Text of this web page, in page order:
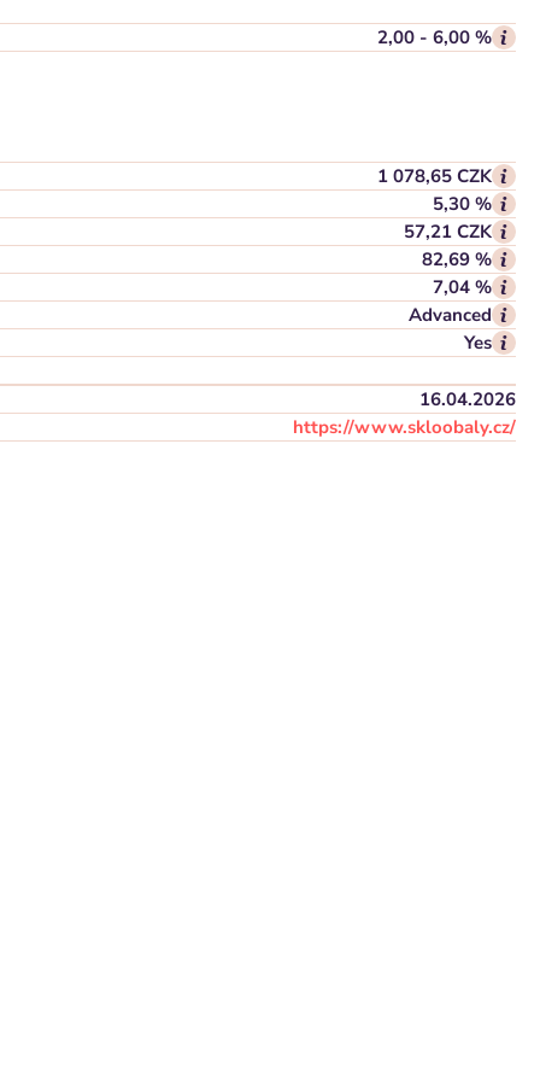
2,00 - 6,00 %
1 078,65 CZK
5,30 %
57,21 CZK
82,69 %
7,04 %
Advanced
Yes
16.04.2026
https://www.skloobaly.cz/